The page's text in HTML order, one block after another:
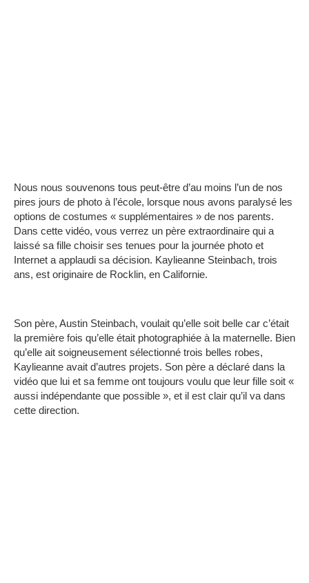
Nous nous souvenons tous peut-être d’au moins l’un de nos
pires jours de photo à l’école, lorsque nous avons paralysé les
options de costumes « supplémentaires » de nos parents.
Dans cette vidéo, vous verrez un père extraordinaire qui a
laissé sa fille choisir ses tenues pour la journée photo et
Internet a applaudi sa décision. Kaylieanne Steinbach, trois
ans, est originaire de Rocklin, en Californie.
Son père, Austin Steinbach, voulait qu’elle soit belle car c’était
la première fois qu’elle était photographiée à la maternelle. Bien
qu’elle ait soigneusement sélectionné trois belles robes,
Kaylieanne avait d’autres projets. Son père a déclaré dans la
vidéo que lui et sa femme ont toujours voulu que leur fille soit «
aussi indépendante que possible », et il est clair qu’il va dans
cette direction.